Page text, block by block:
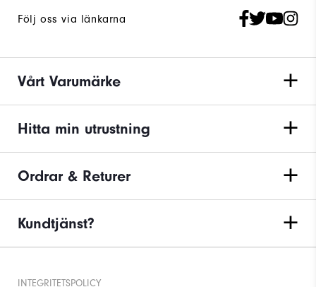
Följ oss via länkarna
Vårt Varumärke
Hitta min utrustning
Ordrar & Returer
Kundtjänst?
INTEGRITETSPOLICY